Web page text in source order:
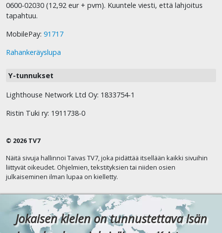
0600-02030 (12,92 eur + pvm). Kuuntele viesti, että lahjoitus
tapahtuu.
MobilePay: 91717
Rahankeräyslupa
Y-tunnukset
Lighthouse Network Ltd Oy: 1833754-1
Ristin Tuki ry: 1911738-0
© 2026 TV7
Näitä sivuja hallinnoi Taivas TV7, joka pidättää itsellään kaikki sivuihin
liittyvät oikeudet. Ohjelmien, tekstityksien tai niiden osien
julkaiseminen ilman lupaa on kielletty.
Jokaisen kielen on tunnustettava Isän